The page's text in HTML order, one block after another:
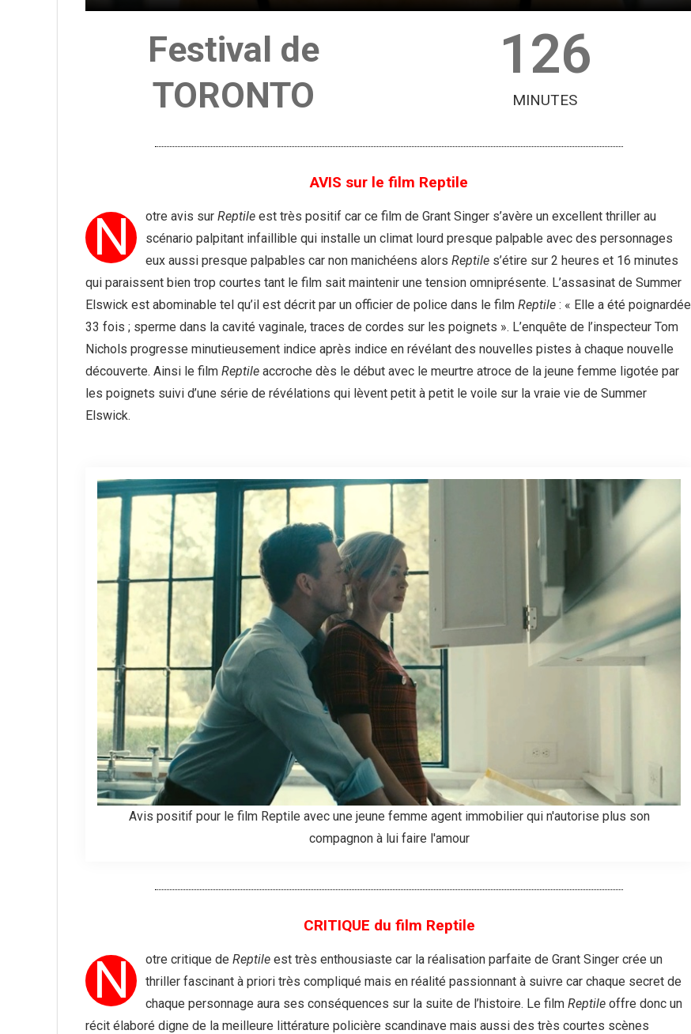
Festival de
TORONTO
126
MINUTES
AVIS sur le film Reptile
N otre avis sur Reptile est très positif car ce film de Grant Singer s’avère un excellent thriller au
scénario palpitant infaillible qui installe un climat lourd presque palpable avec des personnages
eux aussi presque palpables car non manichéens alors Reptile s’étire sur 2 heures et 16 minutes
qui paraissent bien trop courtes tant le film sait maintenir une tension omniprésente. L’assasinat de Summer
Elswick est abominable tel qu’il est décrit par un officier de police dans le film Reptile : « Elle a été poignardée
33 fois ; sperme dans la cavité vaginale, traces de cordes sur les poignets ». L’enquête de l’inspecteur Tom
Nichols progresse minutieusement indice après indice en révélant des nouvelles pistes à chaque nouvelle
découverte. Ainsi le film Reptile accroche dès le début avec le meurtre atroce de la jeune femme ligotée par
les poignets suivi d’une série de révélations qui lèvent petit à petit le voile sur la vraie vie de Summer
Elswick.
Avis positif pour le film Reptile avec une jeune femme agent immobilier qui n'autorise plus son
compagnon à lui faire l'amour
CRITIQUE du film Reptile
N otre critique de Reptile est très enthousiaste car la réalisation parfaite de Grant Singer crée un
thriller fascinant à priori très compliqué mais en réalité passionnant à suivre car chaque secret de
chaque personnage aura ses conséquences sur la suite de l’histoire. Le film Reptile offre donc un
récit élaboré digne de la meilleure littérature policière scandinave mais aussi des très courtes scènes